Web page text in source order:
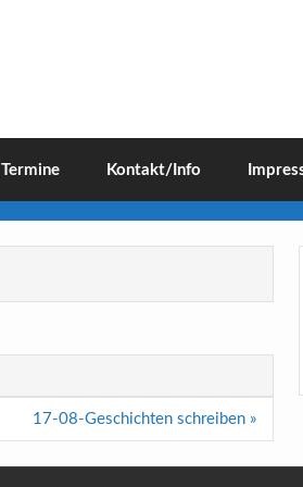
Termine Kontakt/Info
17-08-Geschichten schreiben »